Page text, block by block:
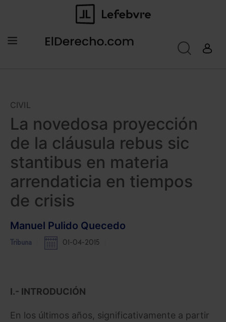
CIVIL
La novedosa proyección
de la cláusula rebus sic
stantibus en materia
arrendaticia en tiempos
de crisis
Manuel Pulido Quecedo
Tribuna 01-04-2015
I.- INTRODUCIÓN
En los últimos años, significativamente a partir